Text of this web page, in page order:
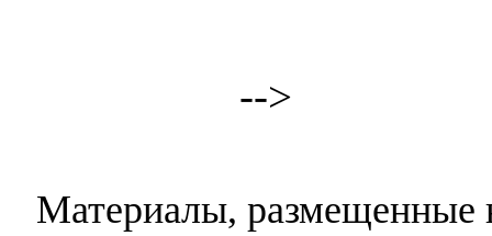
-->
Материалы, размещенные